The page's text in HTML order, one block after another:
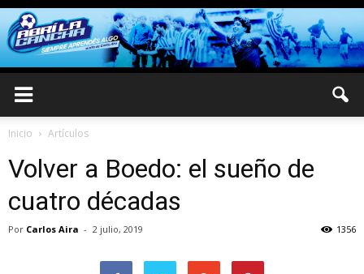
Inicio Artículos
Volver a Boedo: el sueño de
cuatro décadas
Por Carlos Aira - 2 julio, 2019 1356